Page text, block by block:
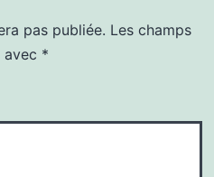
pas publiée. Les champs
*